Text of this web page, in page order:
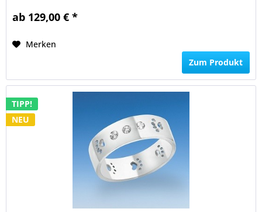
ab 129,00 € *
Merken
Zum Produkt
TIPP!
NEU